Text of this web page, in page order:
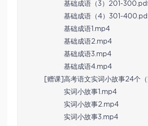
基础成语（3）201-
基础成语（4）301-
基础成语1.mp4
基础成语2.mp4
基础成语3.mp4
基础成语4.mp4
[赠课]高考语文实词小故事24个（
实词小故事1.mp4
实词小故事2.mp4
实词小故事3.mp4